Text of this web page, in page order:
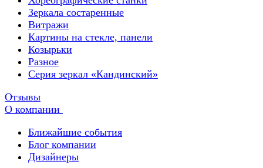
Зеркала состаренные
Витражи
Картины на стекле, панели
Козырьки
Разное
Серия зеркал «Кандинский»
Отзывы
О компании
Ближайшие события
Блог компании
Дизайнеры